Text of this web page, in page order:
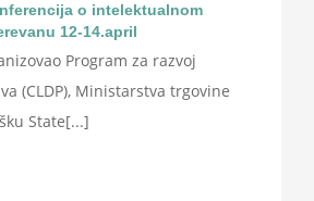
o intelektualnom
12-14.april
Program za razvoj
(CLDP), Ministarstva trgovine
State[...]